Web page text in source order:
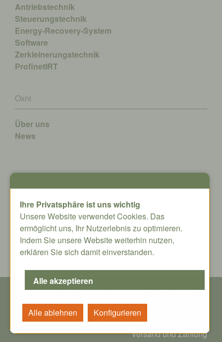
Antriebstechnik
Steuerungstechnik
Energy-Recovery-System
Software
Zerkleinerungstechnik
ProfinetIRT
Oxni
Über uns
News
Oxni GmbH
Klosterstrasse 34
8406 Winterthur
info@oxni.ch
+41 52 551 00 40
© Copyright - Alle Rechte vorbehalten | Oxni GmbH
Impressum|AGB
Versand und Zahlung
Ihre Privatsphäre ist uns wichtig
Unsere Website verwendet Cookies. Das
ermöglicht uns, Ihr Nutzerlebnis zu optimieren.
Indem Sie unsere Website weiterhin nutzen,
erklären Sie sich damit einverstanden.